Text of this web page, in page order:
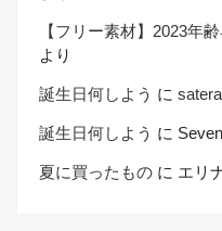
【フリー素材】2023年
より
誕生日何しよう に satera
誕生日何しよう に
夏に買ったもの に エリ